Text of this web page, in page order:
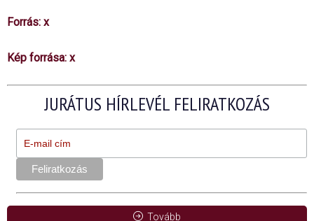
Forrás: x
Kép forrása: x
JURÁTUS HÍRLEVÉL FELIRATKOZÁS
Tovább